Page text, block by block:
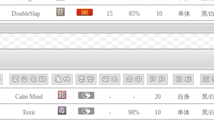
DoubleSlap 15 85% 10 单体 黑/
Calm Mind - - 20 自身 黑/
Toxic - 90% 10 单体 黑/